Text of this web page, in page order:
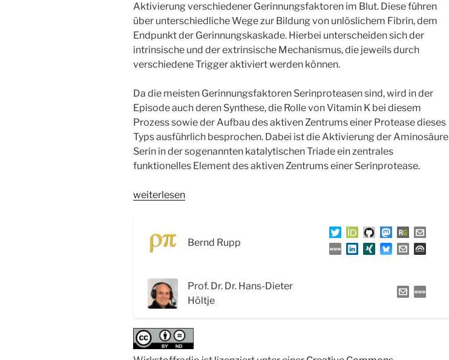
Aktivierung verschiedener Gerinnungsfaktoren im Blut. Diese führen
über unterschiedliche Wege zur Bildung von unlöslichem Fibrin, dem
Endpunkt der Gerinnungskaskade. Hierbei unterscheiden sich der
intrinsische und der extrinsische Mechanismus, die jeweils durch
verschiedene Trigger aktiviert werden können.
Da die meisten Gerinnungsfaktoren Serinproteasen sind, wird in der
Episode auch deren Synthese, die Rolle von Vitamin K bei diesem
Prozess sowie der Aufbau des aktiven Zentrums einer Protease dieses
Typs ausführlich besprochen. Dabei ist die Aktivierung der Aminosäure
Serin in der sogenannten katalytischen Triade ein zentrales
funktionelles Element des aktiven Zentrums einer Serinprotease.
„WSR082
Fibrinogen
katalytische
Triade“
weiterlesen
Bernd Rupp
Prof. Dr. Dr. Hans-Dieter
Höltje